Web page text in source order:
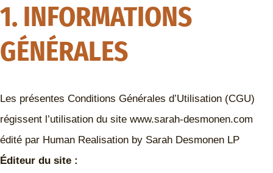
1. INFORMATIONS
GÉNÉRALES
Les présentes Conditions Générales d’Utilisation (CGU)
régissent l’utilisation du site www.sarah-desmonen.com
édité par Human Realisation by Sarah Desmonen LP
Éditeur du site :